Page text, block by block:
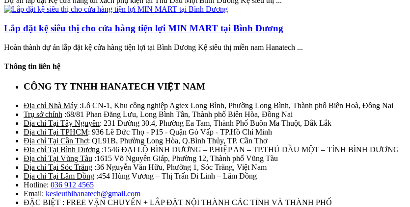
Lắp đặt kệ siêu thị cho cửa hàng tiện lợi MIN MART tại Bình Dương
Hoàn thành dự án lắp đặt kệ cửa hàng tiện lợi tại Bình Dương Kệ siêu thị miền nam Hanatech ...
Thông tin liên hệ
CÔNG TY TNHH HANATECH VIỆT NAM
Địa chỉ Nhà Máy :Lô CN-1, Khu công nghiệp Agtex Long Bình, Phường Long Bình, Thành phố Biên Hoà, Đồng Nai
Trụ sở chính :68/81 Phan Đăng Lưu, Long Bình Tân, Thành phố Biên Hòa, Đồng Nai
Địa chỉ Tại Tây Nguyên: 231 Đường 30.4, Phường Ea Tam, Thành Phố Buôn Ma Thuột, Đắk Lắk
Địa chỉ Tại TPHCM: 936 Lê Đức Thọ - P15 - Quận Gò Vấp - TP.Hồ Chí Minh
Địa chỉ Tại Cần Thơ: QL91B, Phường Long Hòa, Q.Bình Thủy, TP. Cần Thơ
Địa chỉ Tại Bình Dương :1546 ĐẠI LỘ BÌNH DƯƠNG – P.HIỆP AN – TP.THỦ DẦU MỘT – TỈNH BÌNH DƯƠNG
Địa chỉ Tại Vũng Tàu :1615 Võ Nguyên Giáp, Phường 12, Thành phố Vũng Tàu
Địa chỉ Tại Sóc Trăng :36 Nguyễn Văn Hữu, Phường 1, Sóc Trăng, Việt Nam
Địa chỉ Tại Lâm Đồng :454 Hùng Vương – Thị Trấn Di Linh – Lâm Đồng
Hotline: 036 912 4565
Email: kesieuthihanatech@gmail.com
ĐẶC BIỆT : FREE VẬN CHUYỂN + LẮP ĐẶT NỘI THÀNH CÁC TỈNH VÀ THÀNH PHỐ